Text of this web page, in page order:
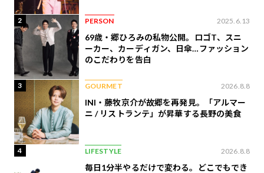
2 PERSON 2025.6.13
69歳・郷ひろみの私物公開。ロゴT、スニ
ーカー、カーディガン、日傘…ファッション
のこだわりを告白
3 GOURMET 2026.8.8
INI・藤牧京介が故郷を再発見。「アルマー
ニ / リストランテ」が昇華する長野の美食
4 LIFESTYLE 2026.8.8
毎日1分半やるだけで変わる。どこでもでき